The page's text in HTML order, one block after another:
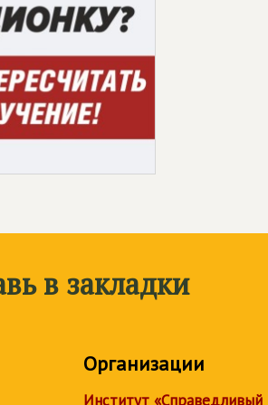
в закладки
Организации
Институт «Справедливый